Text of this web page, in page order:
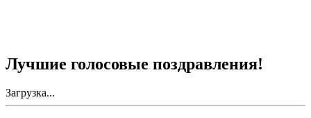
Лучшие голосовые поздравления!
Загрузка...